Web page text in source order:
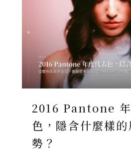
2016 Pantone
色，隱含什麼樣
勢？